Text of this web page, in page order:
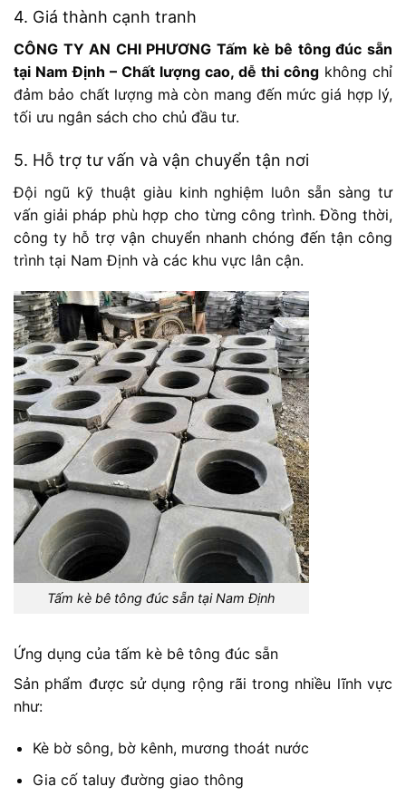
4. Giá thành cạnh tranh
CÔNG TY AN CHI PHƯƠNG Tấm kè bê tông đúc sẵn
tại Nam Định – Chất lượng cao, dễ thi công không chỉ
đảm bảo chất lượng mà còn mang đến mức giá hợp lý,
tối ưu ngân sách cho chủ đầu tư.
5. Hỗ trợ tư vấn và vận chuyển tận nơi
Đội ngũ kỹ thuật giàu kinh nghiệm luôn sẵn sàng tư
vấn giải pháp phù hợp cho từng công trình. Đồng thời,
công ty hỗ trợ vận chuyển nhanh chóng đến tận công
trình tại Nam Định và các khu vực lân cận.
Tấm kè bê tông đúc sẵn tại Nam Định
Ứng dụng của tấm kè bê tông đúc sẵn
Sản phẩm được sử dụng rộng rãi trong nhiều lĩnh vực
như:
Kè bờ sông, bờ kênh, mương thoát nước
Gia cố taluy đường giao thông